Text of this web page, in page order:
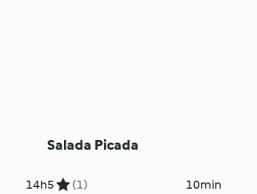
14h
Salada Picada
5 (1) 10min